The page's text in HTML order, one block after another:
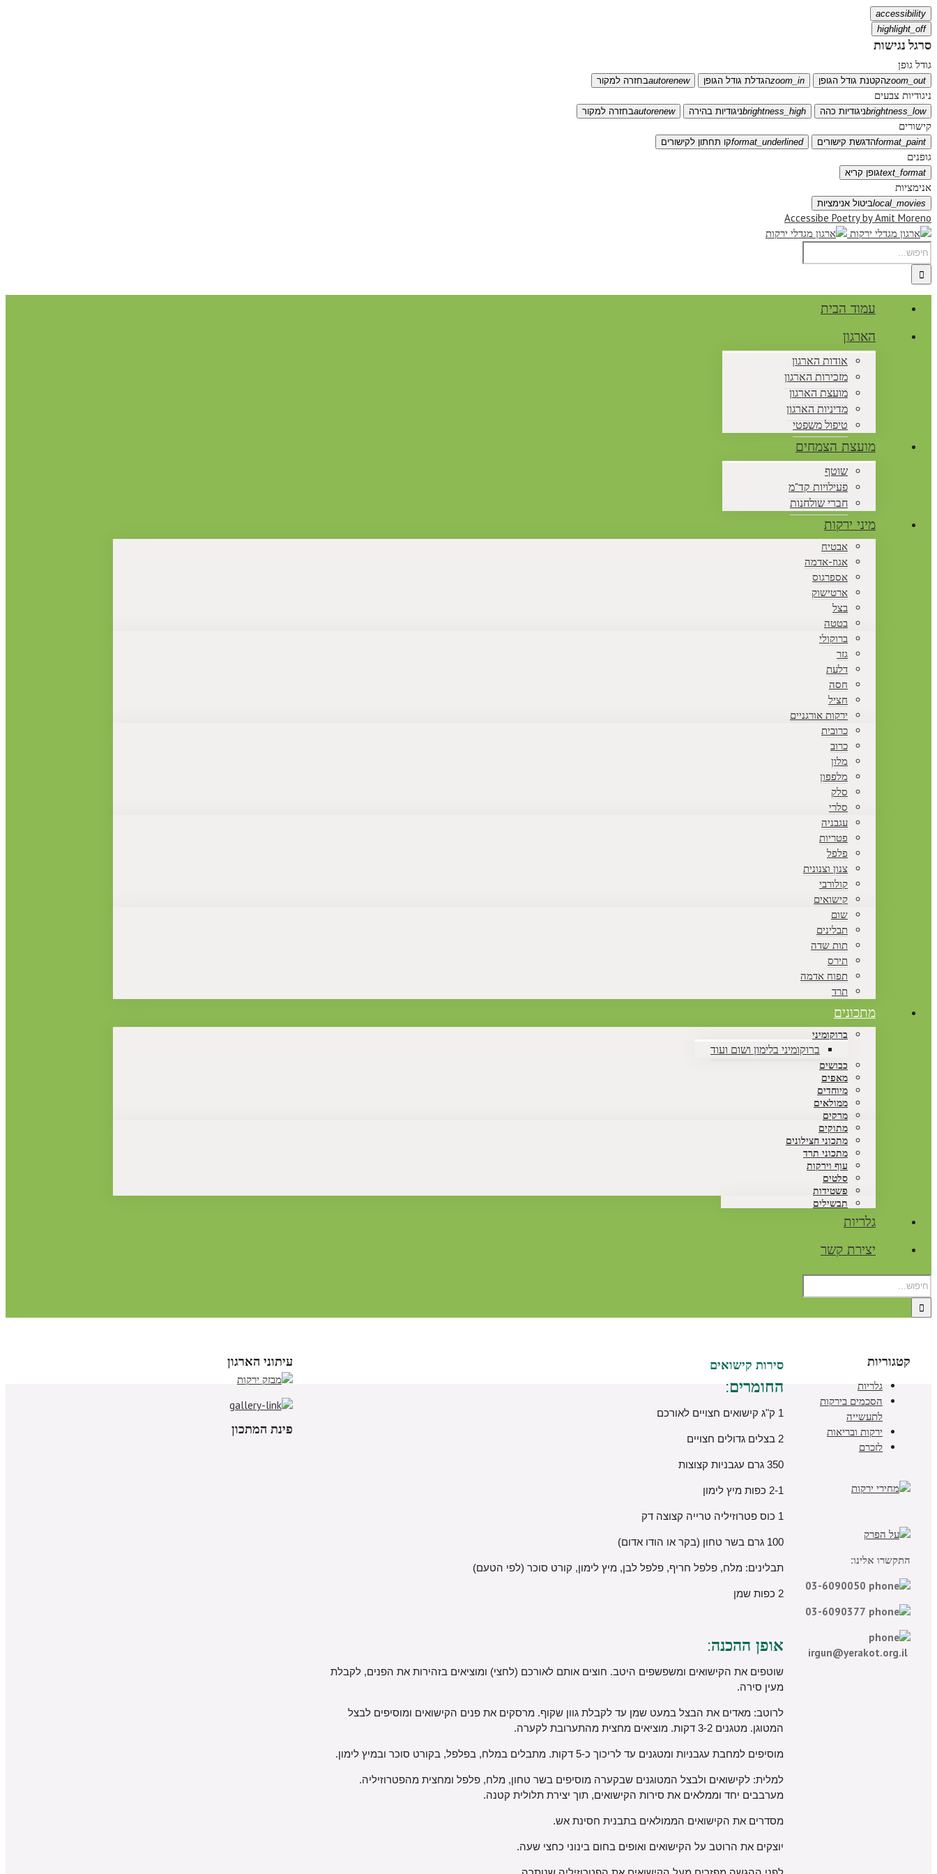
accessibility
highlight_off
סרגל נגישות
גודל גופן
zoom_outהקטנת גודל הגופן zoom_inהגדלת גודל הגופן autorenewבחזרה למקור
ניגודיות צבעים
brightness_lowניגודיות כהה brightness_highניגודיות בהירה autorenewבחזרה למקור
קישורים
format_paintהדגשת קישורים format_underlinedקו תחתון לקישורים
גופנים
text_formatגופן קריא
אנימציות
local_moviesביטול אנימציות
Accessibe Poetry by Amit Moreno
עמוד הבית
הארגון
אודות הארגון
מזכירות הארגון
מועצת הארגון
מדיניות הארגון
טיפול משפטי
מועצת הצמחים
שוטף
פעילויות קד"מ
חברי שולחנות
מיני ירקות
אבטיח
אגוז-אדמה
אספרגוס
ארטישוק
בצל
בטטה
ברוקולי
גזר
דלעת
חסה
חציל
ירקות אורגניים
כרובית
כרוב
מלון
מלפפון
סלק
סלרי
עגבניה
פטריות
פלפל
צנון וצנונית
קולורבי
קישואים
שום
תבלינים
תות שדה
תירס
תפוח אדמה
תרד
מתכונים
ברוקומיני
ברוקומיני בלימון ושום ועוד
כבושים
מאפים
מיוחדים
ממולאים
מרקים
מתוקים
מתכוני חצילונים
מתכוני תרד
עוף וירקות
סלטים
פשטידות
תבשילים
גלריות
יצירת קשר
סירות קישואים
החומרים:
1 ק"ג קישואים חצויים לאורכם
2 בצלים גדולים חצויים
350 גרם עגבניות קצוצות
2-1 כפות מיץ לימון
1 כוס פטרוזיליה טרייה קצוצה דק
100 גרם בשר טחון (בקר או הודו אדום)
תבלינים: מלח, פלפל חריף, פלפל לבן, מיץ לימון, קורט סוכר (לפי הטעם)
2 כפות שמן
אופן ההכנה:
שוטפים את הקישואים ומשפשפים היטב. חוצים אותם לאורכם (לחצי) ומוציאים בזהירות את הפנים, לקבלת
מעין סירה.
לרוטב: מאדים את הבצל במעט שמן עד לקבלת גוון שקוף. מרסקים את פנים הקישואים ומוסיפים לבצל
המטוגן. מטגנים 3-2 דקות. מוציאים מחצית מהתערובת לקערה.
מוסיפים למחבת עגבניות ומטגנים עד לריכוך כ-5 דקות. מתבלים במלח, בפלפל, בקורט סוכר ובמיץ לימון.
למלית: לקישואים ולבצל המטוגנים שבקערה מוסיפים בשר טחון, מלח, פלפל ומחצית מהפטרוזיליה.
מערבבים יחד וממלאים את סירות הקישואים, תוך יצירת תלולית קטנה.
מסדרים את הקישואים הממולאים בתבנית חסינת אש.
יוצקים את הרוטב על הקישואים ואופים בחום בינוני כחצי שעה.
עיתוני הארגון
פינת המתכון
קטגוריות
גלריות
הסכמים בירקות
לתעשייה
ירקות ובריאות
לזכרם
התקשרו אלינו: